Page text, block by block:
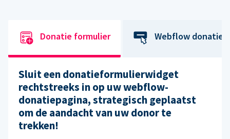
Donatie formulier Webflow
Sluit een donatieformulierwidget
rechtstreeks in op uw webflow-
donatiepagina, strategisch geplaatst
om de aandacht van uw donor te
trekken!